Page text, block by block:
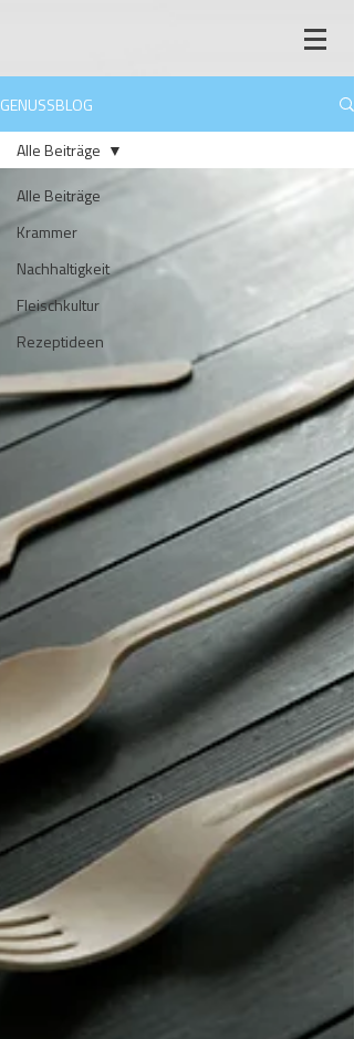
GENUSSBLOG
Alle Beiträge
Krammer
Nachhaltigkeit
Fleischkultur
Rezeptideen
Alle Beiträge